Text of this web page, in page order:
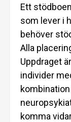
Ett
som lever i
behöver
Alla
Uppdraget
individer
komma